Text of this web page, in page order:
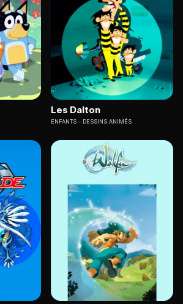
Les Dalton
ENFANTS DESSINS ANIMÉS